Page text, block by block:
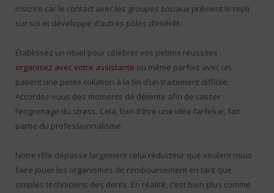
inscrire car le contact avec les groupes sociaux prévient le repli
sur soi et développe d’autres pôles d’intérêt.
Établissez un rituel pour célébrer vos petites réussites :
organisez avec votre assistante ou même parfois avec un
patient une petite collation à la fin d’un traitement difficile.
Accordez-vous des moments de détente afin de casser
l’engrenage du stress. Cela, loin d’être une idée farfelue, fait
partie du professionnalisme.
Notre rôle dépasse largement celui réducteur que veulent nous
faire jouer les organismes de remboursement en tant que
simples techniciens des dents. En réalité, c’est bien plus comme